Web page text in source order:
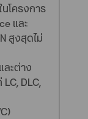
โครงการ
และ
สูงสุดไม่
ละต่าง
DLC,